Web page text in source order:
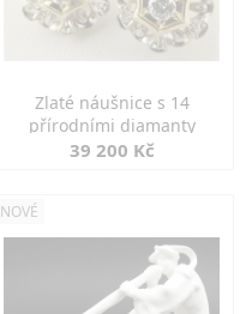
Zlaté náušnice s 14
přírodními diamanty
39 200 Kč
NOVÉ